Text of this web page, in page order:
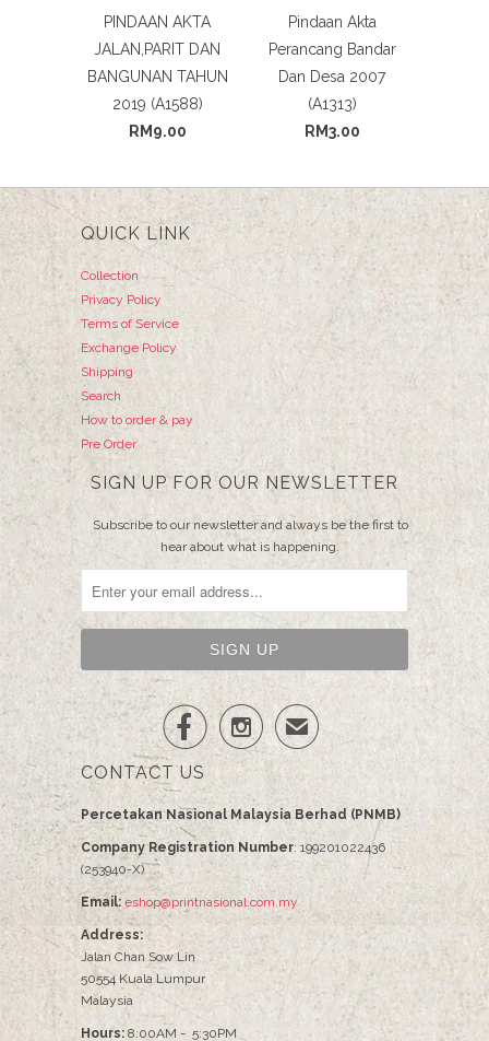
PINDAAN AKTA
JALAN,PARIT DAN
BANGUNAN TAHUN
2019 (A1588)
RM9.00
Pindaan Akta
Perancang Bandar
Dan Desa 2007
(A1313)
RM3.00
QUICK LINK
Collection
Privacy Policy
Terms of Service
Exchange Policy
Shipping
Search
How to order & pay
Pre Order
SIGN UP FOR OUR NEWSLETTER
Subscribe to our newsletter and always be the first to
hear about what is happening.
  ✉
CONTACT US
Percetakan Nasional Malaysia Berhad (PNMB)
Company Registration Number: 199201022436
(253940-X)
Email: eshop@printnasional.com.my
Address:
Jalan Chan Sow Lin
50554 Kuala Lumpur
Malaysia
Hours: 8:00AM - 5:30PM